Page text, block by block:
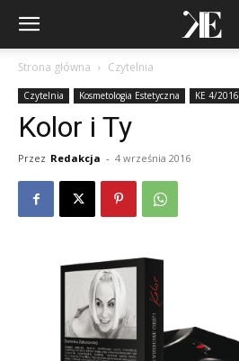
Strona główna Czytelnia
Czytelnia Kosmetologia Estetyczna KE 4/2016
Kolor i Ty
Przez Redakcja - 4 września 2016